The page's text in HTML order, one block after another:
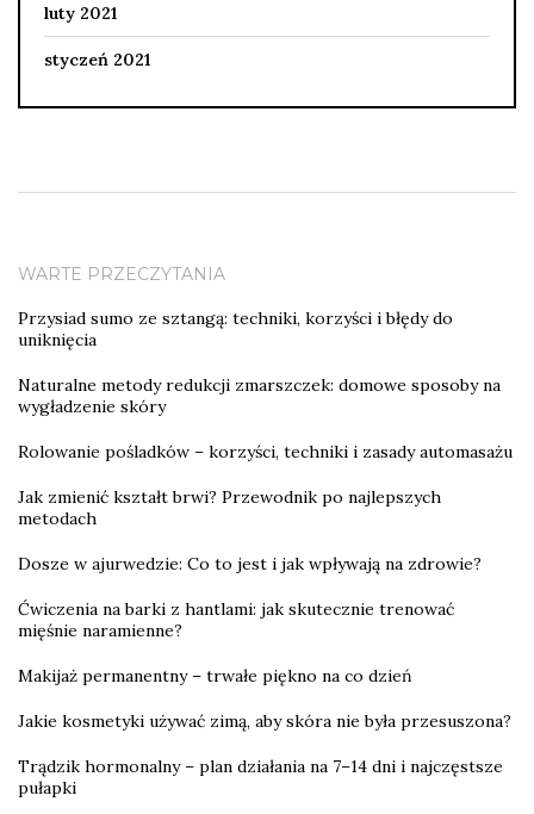
luty 2021
styczeń 2021
WARTE PRZECZYTANIA
Przysiad sumo ze sztangą: techniki, korzyści i błędy do
uniknięcia
Naturalne metody redukcji zmarszczek: domowe sposoby na
wygładzenie skóry
Rolowanie pośladków – korzyści, techniki i zasady automasażu
Jak zmienić kształt brwi? Przewodnik po najlepszych
metodach
Dosze w ajurwedzie: Co to jest i jak wpływają na zdrowie?
Ćwiczenia na barki z hantlami: jak skutecznie trenować
mięśnie naramienne?
Makijaż permanentny – trwałe piękno na co dzień
Jakie kosmetyki używać zimą, aby skóra nie była przesuszona?
Trądzik hormonalny – plan działania na 7–14 dni i najczęstsze
pułapki